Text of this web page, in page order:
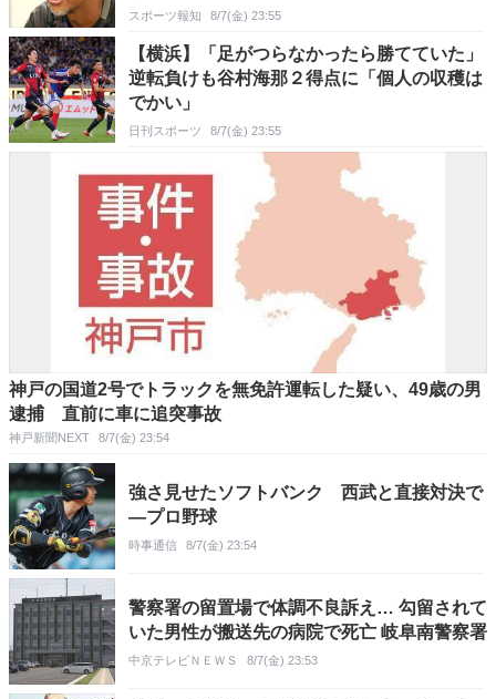
れない」
スポーツ報知 8/7(金) 23:55
【横浜】「足がつらなかったら勝てていた」
逆転負けも谷村海那２得点に「個人の収穫は
でかい」
日刊スポーツ 8/7(金) 23:55
神戸の国道2号でトラックを無免許運転した疑い、49歳の男
逮捕 直前に車に追突事故
神戸新聞NEXT 8/7(金) 23:54
強さ見せたソフトバンク 西武と直接対決で
―プロ野球
時事通信 8/7(金) 23:54
警察署の留置場で体調不良訴え… 勾留されて
いた男性が搬送先の病院で死亡 岐阜南警察署
中京テレビＮＥＷＳ 8/7(金) 23:53